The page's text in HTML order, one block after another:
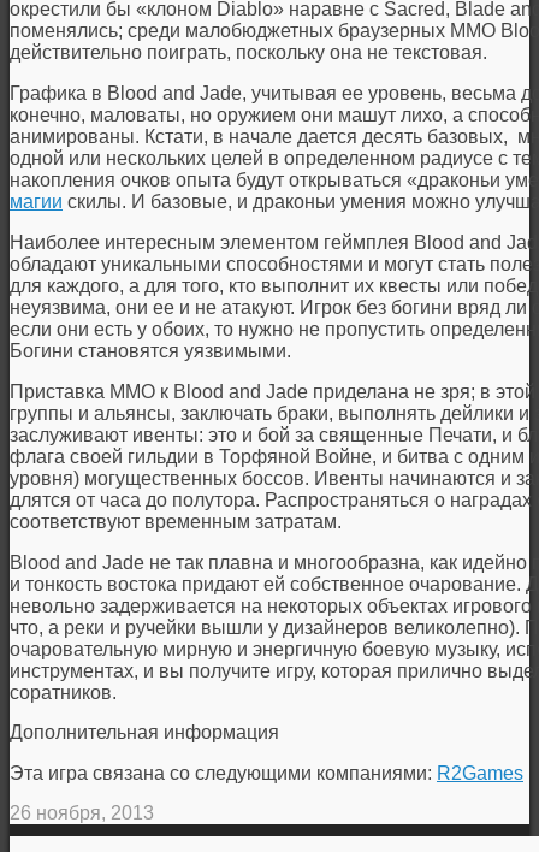
окрестили бы «клоном Diablo» наравне с Sacred, Blade
поменялись; среди малобюджетных браузерных ММО
действительно поиграть, поскольку она не текстовая.
Графика в Blood and Jade, учитывая ее уровень, весьма
конечно, маловаты, но оружием они машут лихо, а
анимированы. Кстати, в начале дается десять базовых,
одной или нескольких целей в определенном радиусе с
накопления очков опыта будут открываться «драконьи
магии скилы. И базовые, и драконьи умения можно
Наиболее интересным элементом геймплея Blood and
обладают уникальными способностями и могут стать
для каждого, а для того, кто выполнит их квесты или
неуязвима, они ее и не атакуют. Игрок без богини вряд ли
если они есть у обоих, то нужно не пропустить
Богини становятся уязвимыми.
Приставка ММО к Blood and Jade приделана не зря; в
группы и альянсы, заключать браки, выполнять дейлики
заслуживают ивенты: это и бой за священные Печати, и
флага своей гильдии в Торфяной Войне, и битва с одним
уровня) могущественных боссов. Ивенты начинаются и
длятся от часа до полутора. Распространяться о
соответствуют временным затратам.
Blood and Jade не так плавна и многообразна, как
и тонкость востока придают ей собственное очарование.
невольно задерживается на некоторых объектах
что, а реки и ручейки вышли у дизайнеров великолепно).
очаровательную мирную и энергичную боевую музыку,
инструментах, и вы получите игру, которая прилично
соратников.
Дополнительная информация
Эта игра связана со следующими компаниями: R2Games
26 ноября, 2013